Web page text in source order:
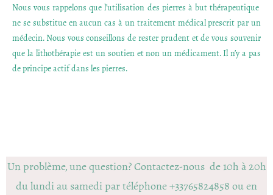
Nous vous rappelons que l’utilisation des pierres à but thérapeutique
ne se substitue en aucun cas à un traitement médical prescrit par un
médecin. Nous vous conseillons de rester prudent et de vous souvenir
que la lithothérapie est un soutien et non un médicament. Il n’y a pas
de principe actif dans les pierres.
Un problème, une question? Contactez-nous de 10h à 20h
du lundi au samedi par téléphone +33765824858 ou en